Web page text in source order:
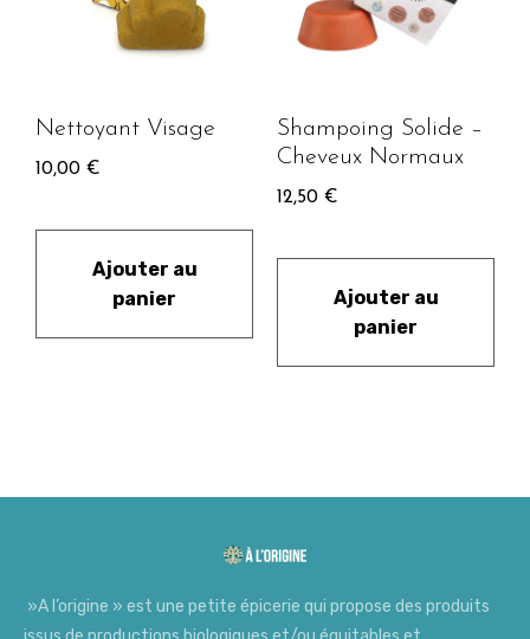
Nettoyant Visage
10,00 €
Ajouter au
panier
Shampoing Solide –
Cheveux Normaux
12,50 €
Ajouter au
panier
»A l’origine » est une petite épicerie qui propose des produits